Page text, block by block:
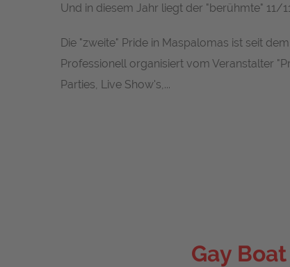
Und in diesem Jahr liegt der "berühmte" 11/
Die "zweite" Pride in Maspalomas ist seit
Professionell organisiert vom Veranstalter
Parties, Live Show's,...
Gay